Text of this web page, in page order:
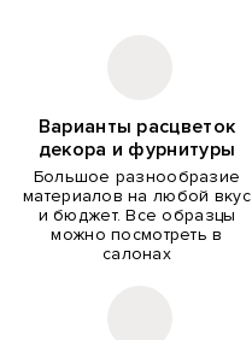
Варианты расцветок
декора и фурнитуры
Большое разнообразие
материалов на любой вкус
и бюджет. Все образцы
можно посмотреть в
салонах